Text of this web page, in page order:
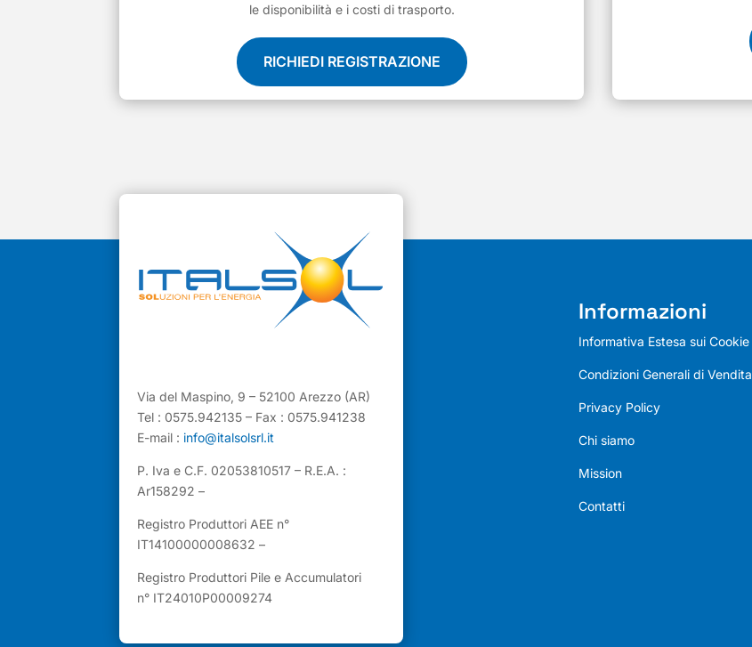
le disponibilità e i costi di trasporto.
RICHIEDI REGISTRAZIONE
Via del Maspino, 9 – 52100 Arezzo (AR)
Tel : 0575.942135 – Fax : 0575.941238
E-mail : info@italsolsrl.it
P. Iva e C.F. 02053810517 – R.E.A. :
Ar158292 –
Registro Produttori AEE n°
IT14100000008632 –
Registro Produttori Pile e Accumulatori
n° IT24010P00009274
Informazioni
Informativa Estesa sui Cookie
Condizioni Generali di Vendita
Privacy Policy
Chi siamo
Mission
Contatti